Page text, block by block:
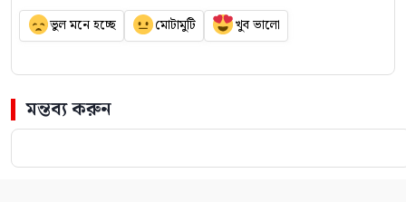
ভুল মনে হচ্ছে মোটামুটি খুব ভালো
মন্তব্য করুন